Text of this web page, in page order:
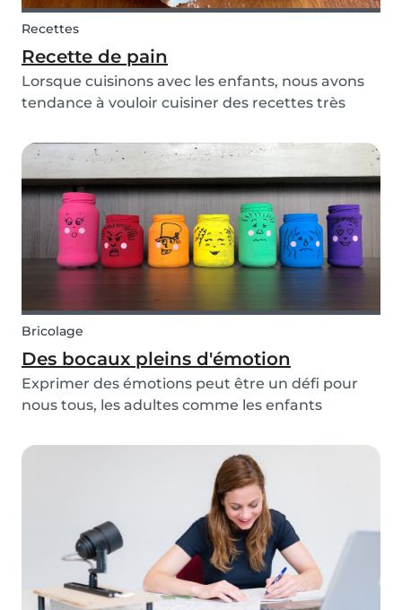
Recettes
Recette de pain
Lorsque cuisinons avec les enfants, nous avons
tendance à vouloir cuisiner des recettes très
pourquoi ne pas leur faire découvrir quelque
chose de plus simple et de plus sain ? Cette
recette de pain fac...
Bricolage
Des bocaux pleins d'émotion
Exprimer des émotions peut être un défi pour
nous tous, les adultes comme les enfants
sentiments. En tant que parents, il est important
d'être un bon modèle pour nos enfants et de les